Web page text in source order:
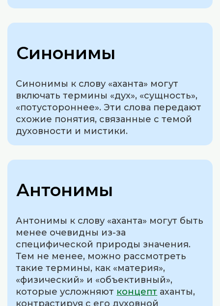
Синонимы
Синонимы к слову «аханта» могут
включать термины «дух», «сущность»,
«потустороннее». Эти слова передают
схожие понятия, связанные с темой
духовности и мистики.
Антонимы
Антонимы к слову «аханта» могут быть
менее очевидны из-за
специфической природы значения.
Тем не менее, можно рассмотреть
такие термины, как «материя»,
«физический» и «объективный»,
которые усложняют концепт аханты,
контрастируя с его духовной